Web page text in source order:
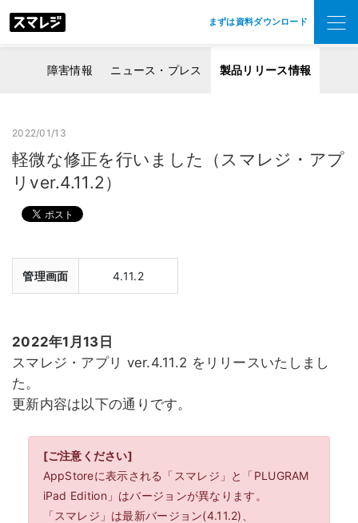
まずは資料ダウンロード
障害情報 ニュース・プレス 製品リリース情報
2022/01/13
軽微な修正を行いました（スマレジ・アプ
リver.4.11.2）
管理画面 4.11.2
2022年1月13日
スマレジ・アプリ ver.4.11.2 をリリースいたしまし
た。
更新内容は以下の通りです。
[ご注意ください]
AppStoreに表示される「スマレジ」と「PLUGRAM
iPad Edition」はバージョンが異なります。
「スマレジ」は最新バージョン(4.11.2)、